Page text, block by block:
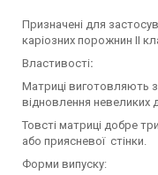
Призначені для
каріозних порожнин II
Властивості:
Матриці виготовляють
відновлення невеликих
Товсті матриці добре
або приясневої стінки.
Форми випуску: